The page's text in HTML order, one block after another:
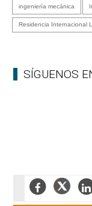
ingeniería mecánica
Residencia Internacional
SÍGUENOS